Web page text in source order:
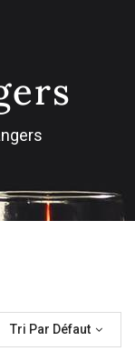
Tri Par Défaut